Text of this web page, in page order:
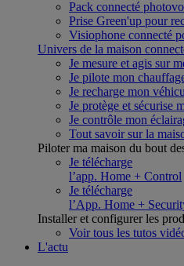
Pack connecté
Prise Green'up pour
Visiophone connecté
Univers de la maison
Je mesure et agis sur
Je pilote mon
Je recharge mon
Je protège et sécurise
Je contrôle mon
Tout savoir sur la
Piloter ma maison du bout
Je télécharge
l’app. Home + Control
Je télécharge
l’App. Home +
Installer et configurer les
Voir tous les tutos
L'actu